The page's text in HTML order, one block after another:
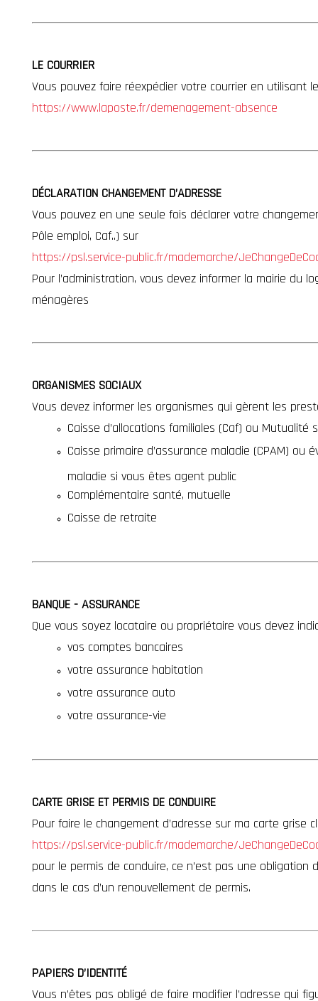
LE COURRIER
Vous pouvez faire réexpédier votre courrier en utilisant
https://www.laposte.fr/demenagement-absence
DÉCLARATION CHANGEMENT D’ADRESSE
Vous pouvez en une seule fois déclarer votre
Pôle emploi, Caf..) sur
https://psl.service-public.fr/mademarche/
Pour l’administration, vous devez informer la mairie du
ménagères
ORGANISMES SOCIAUX
Vous devez informer les organismes qui gèrent les
Caisse d’allocations familiales (Caf) ou Mutualité
Caisse primaire d’assurance maladie (CPAM)
maladie si vous êtes agent public
Complémentaire santé, mutuelle
Caisse de retraite
BANQUE - ASSURANCE
Que vous soyez locataire ou propriétaire vous devez
vos comptes bancaires
votre assurance habitation
votre assurance auto
votre assurance-vie
CARTE GRISE ET PERMIS DE CONDUIRE
Pour faire le changement d’adresse sur ma carte grise
https://psl.service-public.fr/mademarche/
pour le permis de conduire, ce n’est pas une
dans le cas d’un renouvellement de permis.
PAPIERS D’IDENTITÉ
Vous n’êtes pas obligé de faire modifier l’adresse qui